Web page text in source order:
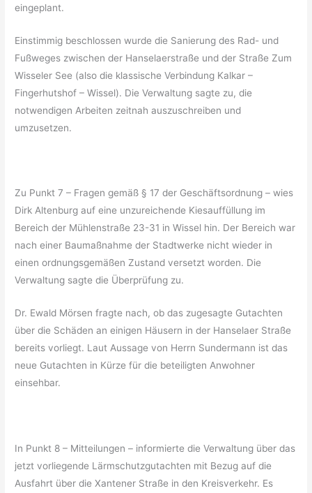
eingeplant.
Einstimmig beschlossen wurde die Sanierung des Rad- und
Fußweges zwischen der Hanselaerstraße und der Straße Zum
Wisseler See (also die klassische Verbindung Kalkar –
Fingerhutshof – Wissel). Die Verwaltung sagte zu, die
notwendigen Arbeiten zeitnah auszuschreiben und
umzusetzen.
Zu Punkt 7 – Fragen gemäß § 17 der Geschäftsordnung – wies
Dirk Altenburg auf eine unzureichende Kiesauffüllung im
Bereich der Mühlenstraße 23-31 in Wissel hin. Der Bereich war
nach einer Baumaßnahme der Stadtwerke nicht wieder in
einen ordnungsgemäßen Zustand versetzt worden. Die
Verwaltung sagte die Überprüfung zu.
Dr. Ewald Mörsen fragte nach, ob das zugesagte Gutachten
über die Schäden an einigen Häusern in der Hanselaer Straße
bereits vorliegt. Laut Aussage von Herrn Sundermann ist das
neue Gutachten in Kürze für die beteiligten Anwohner
einsehbar.
In Punkt 8 – Mitteilungen – informierte die Verwaltung über das
jetzt vorliegende Lärmschutzgutachten mit Bezug auf die
Ausfahrt über die Xantener Straße in den Kreisverkehr. Es